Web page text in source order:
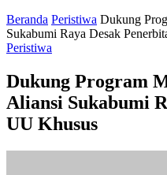
Beranda Peristiwa Dukung
Sukabumi Raya Desak
Peristiwa
Dukung Program
Aliansi Sukabumi
UU Khusus